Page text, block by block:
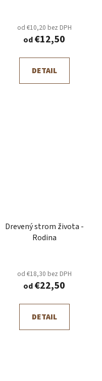
od €10,20 bez DPH
od€12,50
DETAIL
Drevený strom života -
Rodina
od €18,30 bez DPH
od€22,50
DETAIL